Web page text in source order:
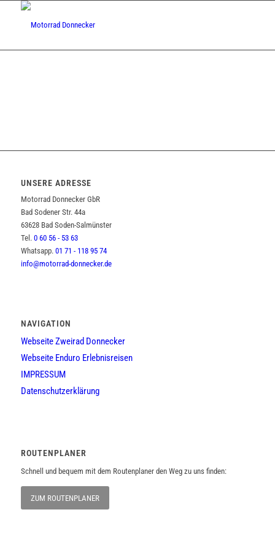
UNSERE ADRESSE
Motorrad Donnecker GbR
Bad Sodener Str. 44a
63628 Bad Soden-Salmünster
Tel. 0 60 56 - 53 63
Whatsapp. 01 71 - 118 95 74
info@motorrad-donnecker.de
NAVIGATION
Webseite Zweirad Donnecker
Webseite Enduro Erlebnisreisen
IMPRESSUM
Datenschutzerklärung
ROUTENPLANER
Schnell und bequem mit dem Routenplaner den Weg zu uns finden:
ZUM ROUTENPLANER